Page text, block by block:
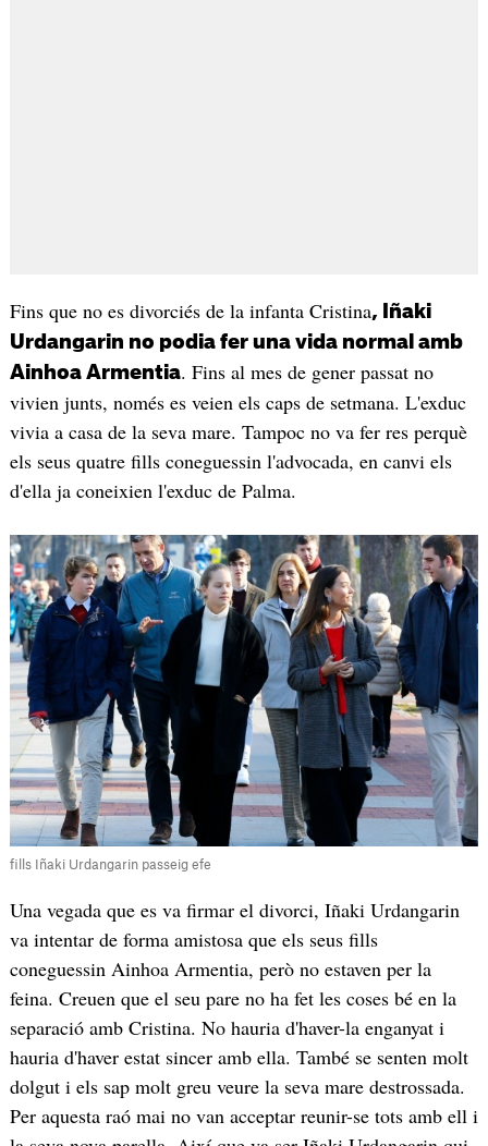
Fins que no es divorciés de la infanta Cristina, Iñaki
Urdangarin no podia fer una vida normal amb
Ainhoa Armentia. Fins al mes de gener passat no
vivien junts, només es veien els caps de setmana. L'exduc
vivia a casa de la seva mare. Tampoc no va fer res perquè
els seus quatre fills coneguessin l'advocada, en canvi els
d'ella ja coneixien l'exduc de Palma.
fills Iñaki Urdangarin passeig efe
Una vegada que es va firmar el divorci, Iñaki Urdangarin
va intentar de forma amistosa que els seus fills
coneguessin Ainhoa Armentia, però no estaven per la
feina. Creuen que el seu pare no ha fet les coses bé en la
separació amb Cristina. No hauria d'haver-la enganyat i
hauria d'haver estat sincer amb ella. També se senten molt
dolgut i els sap molt greu veure la seva mare destrossada.
Per aquesta raó mai no van acceptar reunir-se tots amb ell i